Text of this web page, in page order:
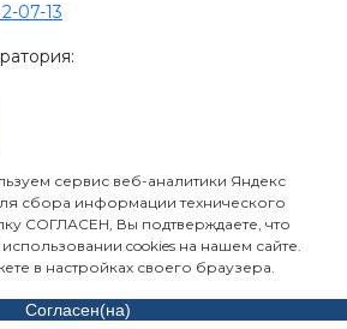
07-13
сервис веб-аналитики Яндекс
сбора информации технического
СОГЛАСЕН, Вы подтверждаете, что
cookies на нашем сайте.
в настройках своего браузера.
Согласен(на)